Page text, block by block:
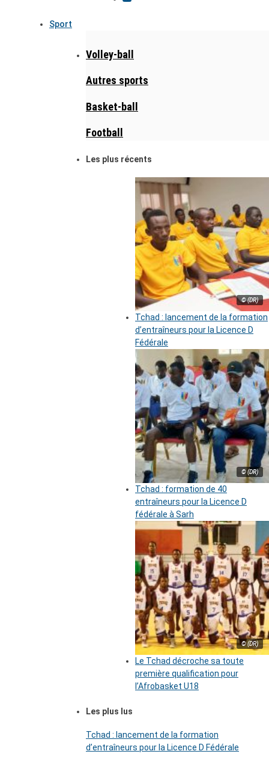
Sport
Volley-ball
Autres sports
Basket-ball
Football
Les plus récents
© (DR)
Tchad : lancement de la formation
d’entraîneurs pour la Licence D
Fédérale
© (DR)
Tchad : formation de 40
entraîneurs pour la Licence D
fédérale à Sarh
© (DR)
Le Tchad décroche sa toute
première qualification pour
l’Afrobasket U18
Les plus lus
Tchad : lancement de la formation
d’entraîneurs pour la Licence D Fédérale